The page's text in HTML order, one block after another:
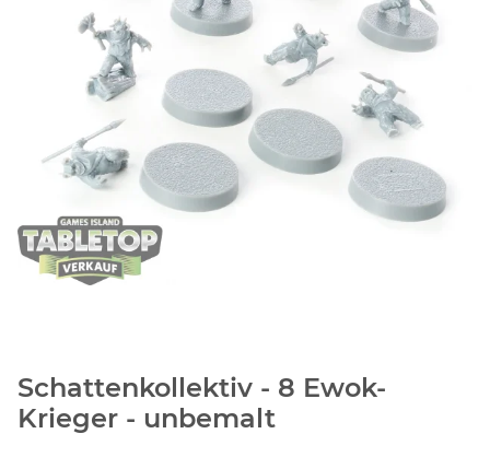
Schattenkollektiv - 8 Ewok-
Krieger - unbemalt